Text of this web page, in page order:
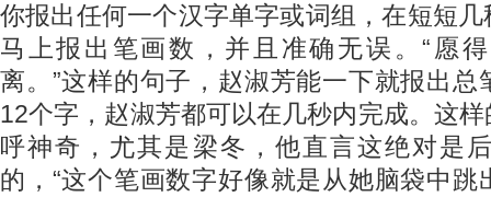
你报出任何一个汉字单字或词组，在短短
马上报出笔画数，并且准确无误。“愿
离。”这样的句子，赵淑芳能一下就报出总
12个字，赵淑芳都可以在几秒内完成。这
呼神奇，尤其是梁冬，他直言这绝对是
的，“这个笔画数字好像就是从她脑袋中跳